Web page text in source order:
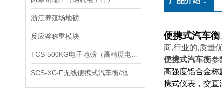
浙江养殖场地磅
反应釜称重模块 便携式汽车衡
商,行业的,质量
便携式汽车衡参
高强度铝合金称
携式仪表，交直